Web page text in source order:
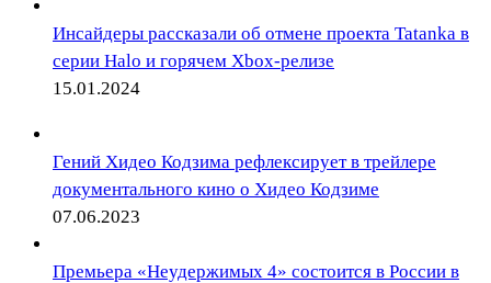
Инсайдеры рассказали об отмене проекта Tatanka в
серии Halo и горячем Xbox-релизе
15.01.2024
Гений Хидео Кодзима рефлексирует в трейлере
документального кино о Хидео Кодзиме
07.06.2023
Премьера «Неудержимых 4» состоится в России в